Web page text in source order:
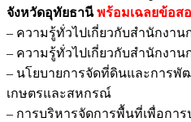
จังหวัดอุทัยธานีพร้อมเฉลยข้อสอ
– ความรู้ทั่วไปเกี่ยวกับสำนักงา
– ความรู้ทั่วไปเกี่ยวกับสำนักงา
– นโยบายการจัดที่ดินและการพั
เกษตรและสหกรณ์
– การบริหารจัดการพื้นที่เพื่อกา